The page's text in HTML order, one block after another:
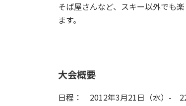
そば屋さんなど、スキー以外でも
ます。
大会概要
日程： 2012年3月21日（水）- 22